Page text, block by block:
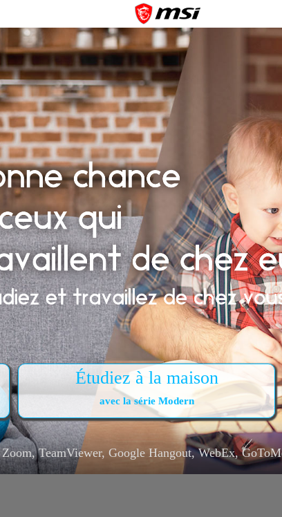
Étudiez à la maison
avec la série Modern
TeamViewer, Google Hangout, WebEx,